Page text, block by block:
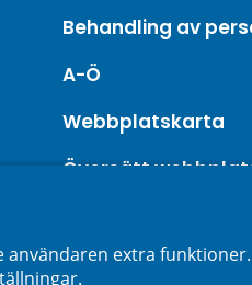
Behandling av
A-Ö
Webbplatskarta
Översätt
extra